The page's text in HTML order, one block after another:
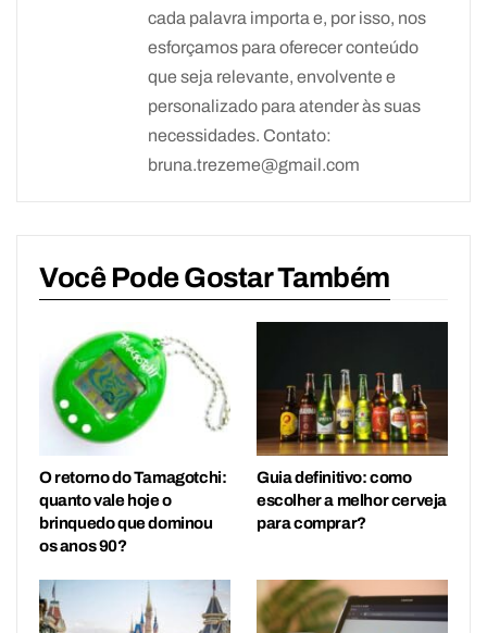
cada palavra importa e, por isso, nos
esforçamos para oferecer conteúdo
que seja relevante, envolvente e
personalizado para atender às suas
necessidades. Contato:
bruna.trezeme@gmail.com
Você Pode Gostar Também
O retorno do Tamagotchi:
quanto vale hoje o
brinquedo que dominou
os anos 90?
Guia definitivo: como
escolher a melhor cerveja
para comprar?